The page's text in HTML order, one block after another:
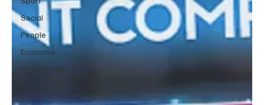
Social
People
Economie
INFOS FLASH